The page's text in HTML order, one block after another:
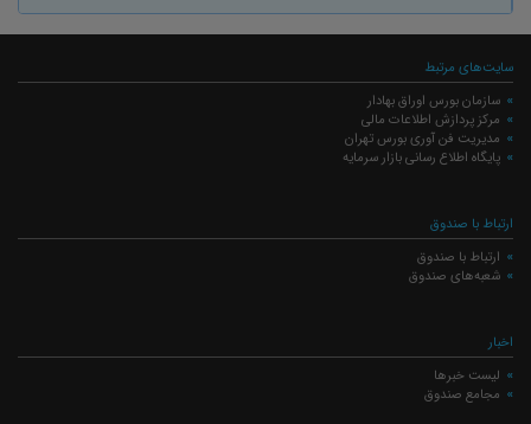
سایت‌های مرتبط
سازمان بورس اوراق بهادار
مرکز پردازش اطلاعات مالی
مدیریت فن آوری بورس تهران
پایگاه اطلاع رسانی بازار سرمایه
ارتباط با صندوق
ارتباط با صندوق
شعبه‌های صندوق
اخبار
لیست خبرها
مجامع صندوق